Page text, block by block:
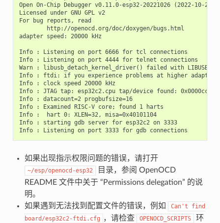
Open On-Chip Debugger v0.11.0-esp32-20221026 (2022-10-26-
Licensed under GNU GPL v2
For bug reports, read
        http://openocd.org/doc/doxygen/bugs.html
adapter speed: 20000 kHz
Info : Listening on port 6666 for tcl connections
Info : Listening on port 4444 for telnet connections
Warn : libusb_detach_kernel_driver() failed with
Info : ftdi: if you experience problems at higher adapter
Info : clock speed 20000 kHz
Info : JTAG tap: esp32c2.cpu tap/device found:
Info : datacount=2 progbufsize=16
Info : Examined RISC-V core; found 1 harts
Info :  hart 0: XLEN=32, misa=0x40101104
Info : starting gdb server for esp32c2 on 3333
如果出现指示权限问题的错误，请打开
~/esp/openocd-esp32
目录，参阅 OpenOCD
README 文件中关于 “Permissions delegation” 的说
明。
如果遇到无法找到配置文件的错误，例如
Can't
find
board/esp32c2-ftdi.cfg
，请检查 OPENOCD_SCRIPTS
环